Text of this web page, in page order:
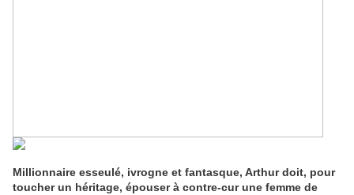
Millionnaire esseulé, ivrogne et fantasque, Arthur doit, pour
toucher un héritage, épouser à contre-cur une femme de